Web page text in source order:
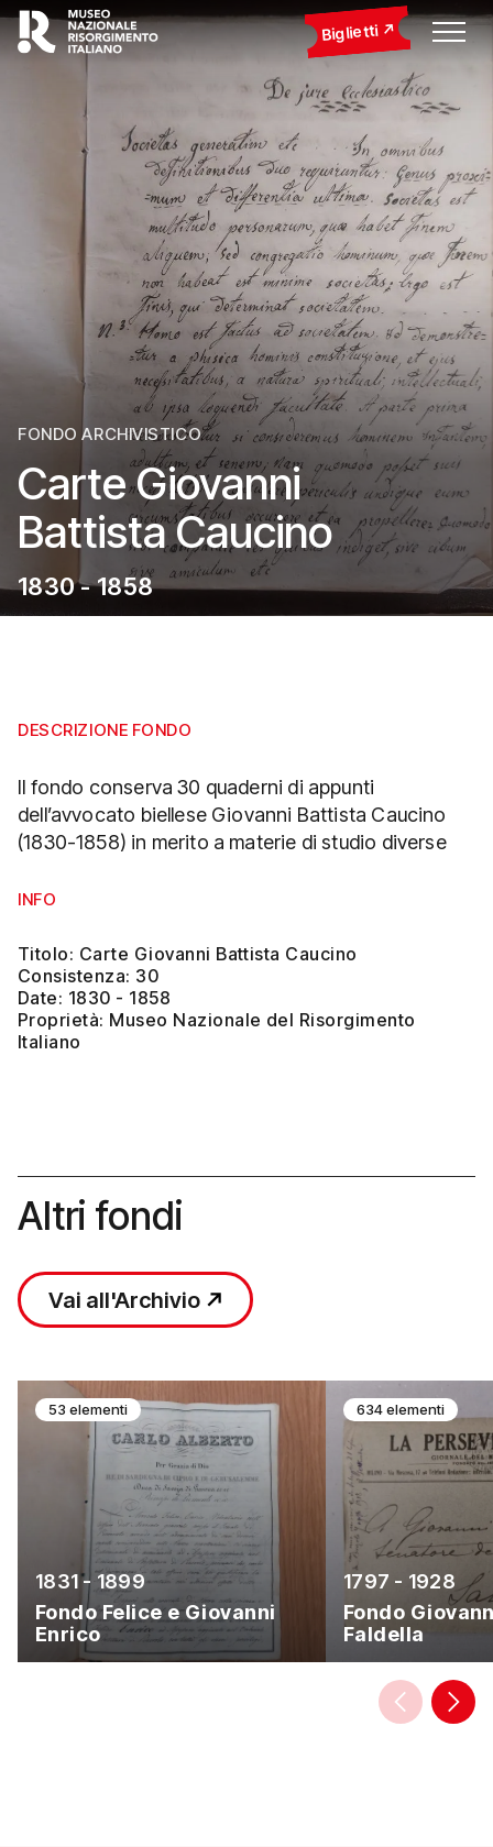
Biglietti
FONDO ARCHIVISTICO
Carte Giovanni
Battista Caucino
1830 - 1858
DESCRIZIONE FONDO
Il fondo conserva 30 quaderni di appunti
dell’avvocato biellese Giovanni Battista Caucino
(1830-1858) in merito a materie di studio diverse
INFO
Titolo: Carte Giovanni Battista Caucino
Consistenza: 30
Date: 1830 - 1858
Proprietà: Museo Nazionale del Risorgimento
Italiano
Altri fondi
Vai all'Archivio
53 elementi
1831 - 1899
Fondo Felice e Giovanni
Enrico
634 elementi
1797 - 1928
Fondo
Faldella